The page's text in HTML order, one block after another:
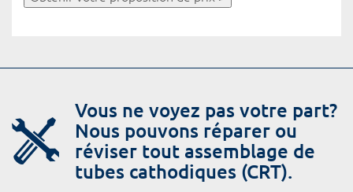
Vous ne voyez pas votre part?
Nous pouvons réparer ou
réviser tout assemblage de
tubes cathodiques (CRT).